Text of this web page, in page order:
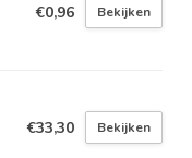
€0,96 Bekijken
€33,30 Bekijken